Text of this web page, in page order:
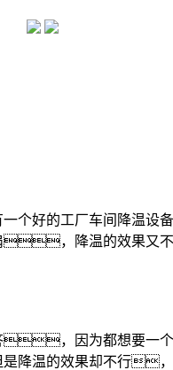
个好的工厂车间降温
，降温的效果又
，因为都想要一
温的效果却不行，